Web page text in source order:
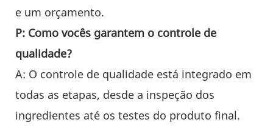
​​e um orçamento.
P: Como vocês garantem o controle de
qualidade?
A: O controle de qualidade está integrado em
todas as etapas, desde a inspeção dos
ingredientes até os testes do produto final.